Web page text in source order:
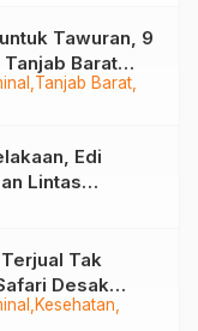
Tanjab Barat
Tawuran, 9
Barat
Edi
Lintas
Kesehatan
Tak
Desak